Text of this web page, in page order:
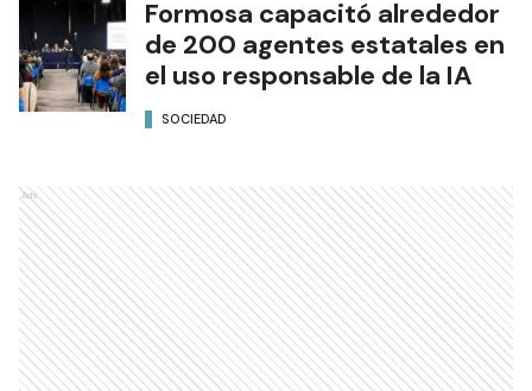
Formosa capacitó alrededor
de 200 agentes estatales en
el uso responsable de la IA
SOCIEDAD
Ads